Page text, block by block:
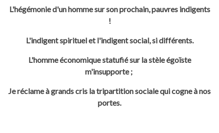
L'hégémonie d'un homme sur son prochain, pauvres indigents
!
L'indigent spirituel et l'indigent social, si différents.
L'homme économique statufié sur la stèle égoïste
m'insupporte ;
Je réclame à grands cris la tripartition sociale qui cogne à nos
portes.